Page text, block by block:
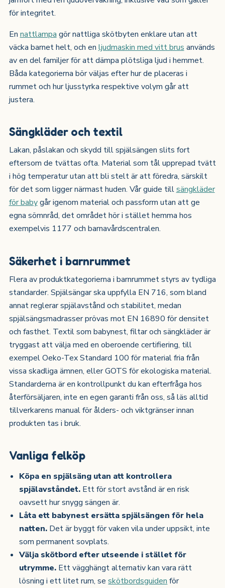
för integritet.
En nattlampa gör nattliga skötbyten enklare utan att
väcka barnet helt, och en ljudmaskin med vitt brus används
av en del familjer för att dämpa plötsliga ljud i hemmet.
Båda kategorierna bör väljas efter hur de placeras i
rummet och hur ljusstyrka respektive volym går att
justera.
Sängkläder och textil
Lakan, påslakan och skydd till spjälsängen slits fort
eftersom de tvättas ofta. Material som tål upprepad tvätt
i hög temperatur utan att bli stelt är att föredra, särskilt
för det som ligger närmast huden. Vår guide tillsängkläder
för babygår igenom material och passform utan att ge
egna sömnråd, det området hör i stället hemma hos
exempelvis 1177 och barnavårdscentralen.
Säkerhet i barnrummet
Flera av produktkategorierna i barnrummet styrs av tydliga
standarder. Spjälsängar ska uppfylla EN 716, som bland
annat reglerar spjälavstånd och stabilitet, medan
spjälsängsmadrasser prövas mot EN 16890 för densitet
och fasthet. Textil som babynest, filtar och sängkläder är
tryggast att välja med en oberoende certifiering, till
exempel Oeko-Tex Standard 100 för material fria från
vissa skadliga ämnen, eller GOTS för ekologiska material.
Standarderna är en kontrollpunkt du kan efterfråga hos
återförsäljaren, inte en egen garanti från oss, så läs alltid
tillverkarens manual för ålders- och viktgränser innan
produkten tas i bruk.
Vanliga felköp
Köpa en spjälsäng utan att kontrollera
spjälavståndet. Ett för stort avstånd är en risk
oavsett hur snygg sängen är.
Låta ett babynest ersätta spjälsängen för hela
natten. Det är byggt för vaken vila under uppsikt, inte
som permanent sovplats.
Välja skötbord efter utseende i stället för
utrymme. Ett vägghängt alternativ kan vara rätt
lösning i ett litet rum, seskötbordsguiden för